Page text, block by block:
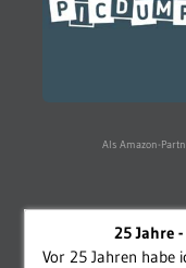
Als Amazon-
25 Jahre
Vor 25 Jahren habe